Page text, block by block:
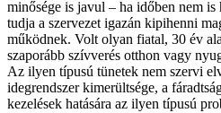
minősége is javul – ha időben nem
tudja a szervezet igazán kipihenni
működnek. Volt olyan fiatal, 30 év
szaporább szívverés otthon vagy
Az ilyen típusú tünetek nem szervi
idegrendszer kimerültsége, a
kezelések hatására az ilyen típusú